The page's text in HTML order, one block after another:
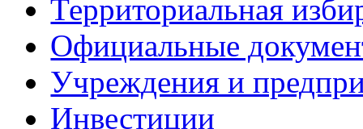
Территориальная
Официальные
Учреждения и
Инвестиции